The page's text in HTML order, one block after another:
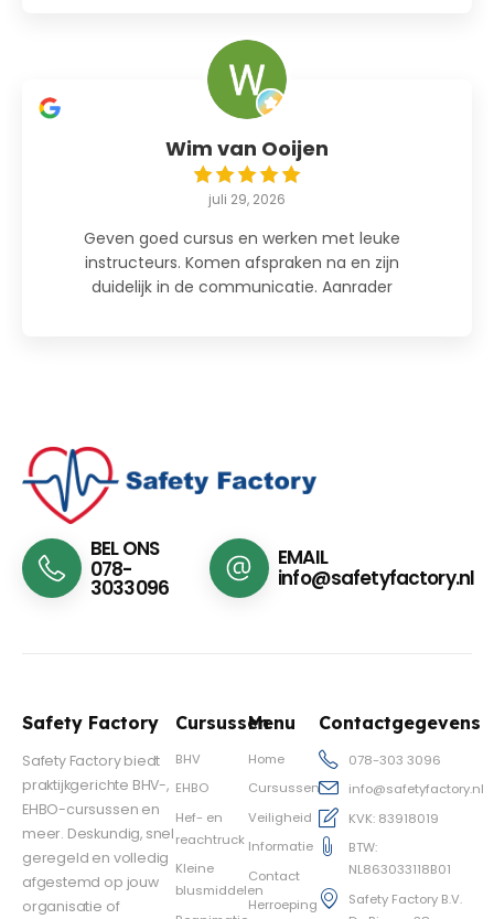
een leuke en interactieve manier te verzorgen.
Ik voelde me op mijn gemak en heb veel
nuttige kennis opgedaan. Zeker een aanrader
voor iedereen die een BHV-cursus wil volgen!
Wim van Ooijen
juli 29, 2026
Geven goed cursus en werken met leuke
instructeurs. Komen afspraken na en zijn
duidelijk in de communicatie. Aanrader
BEL ONS
078-
3033096
EMAIL
info@safetyfactory.nl
Safety Factory
Safety Factory biedt
praktijkgerichte BHV-,
EHBO-cursussen en
meer. Deskundig, snel
geregeld en volledig
afgestemd op jouw
organisatie of
Cursussen
BHV
EHBO
Hef- en
reachtruck
Kleine
blusmiddelen
Menu
Home
Cursussen
Veiligheid
Informatie
Contact
Herroeping
Contactgegevens
078-303 3096
info@safetyfactory.nl
KVK: 83918019
BTW:
NL863033118B01
Safety Factory B.V.